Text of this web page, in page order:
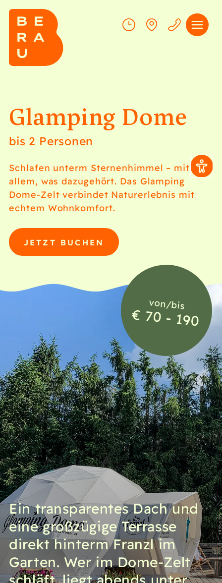
Glamping Dome
bis 2 Personen
Schlafen unterm Sternenhimmel – mit
allem, was dazugehört. Das Glamping
Dome-Zelt verbindet Naturerlebnis mit
echtem Wohnkomfort.
JETZT BUCHEN
von/bis
€ 70 - 190
Ein transparentes Dach und
eine großzügige Terrasse
direkt hinterm Franzl im
Garten. Wer im Dome-Zelt